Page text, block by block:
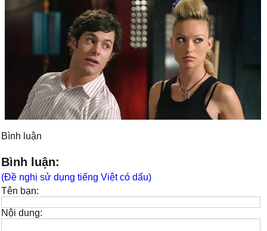
Bình luận
Bình luận:
(Đề nghị sử dụng tiếng Việt có dấu)
Tên bạn:
Nội dung: